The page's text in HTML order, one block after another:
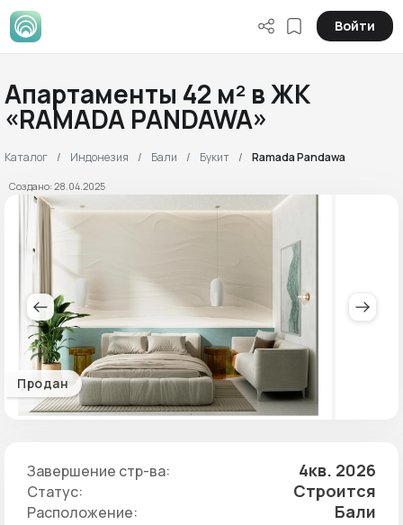
Войти
Апартаменты 42 м² в ЖК
«RAMADA PANDAWA»
Каталог Индонезия Бали Букит Ramada Pandawa
Создано: 28.04.2025
Продан
Завершение стр-ва: 4кв. 2026
Статус: Строится
Расположение: Бали